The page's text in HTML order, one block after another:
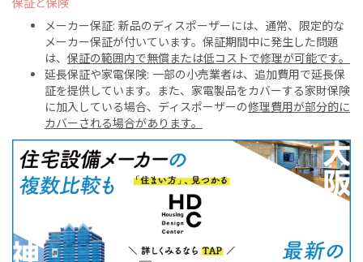
メーカー保証: 新品のディスポーザーには、通常、限定的な
メーカー保証が付いています。保証期間中に発生した問題
は、 保証の範囲内で無償または低コストで修理が可能です。
延長保証や家電保険: 一部の小売業者は、追加費用で延長保
証を提供しています。また、家電製品をカバーする家財保険
に加入している場合、ディスポーザーの修理費用が部分的に
カバーされる場合があります。